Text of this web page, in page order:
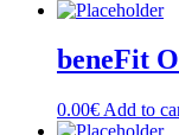
beneFit
0.00€ Add to